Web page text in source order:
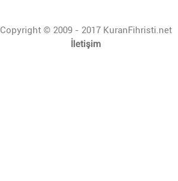
Copyright © 2009 - 2017 KuranFihristi.net
İletişim